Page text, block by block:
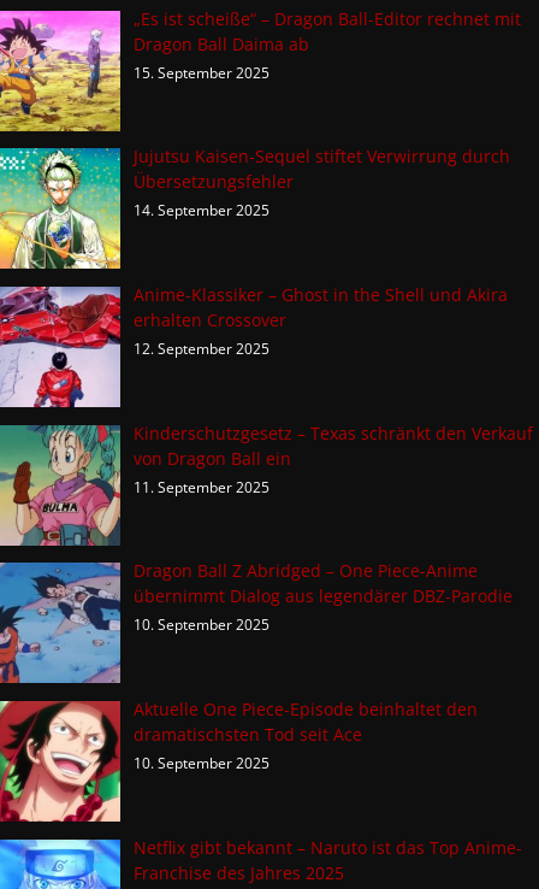
„Es ist scheiße“ – Dragon Ball-Editor rechnet mit
Dragon Ball Daima ab
15. September 2025
Jujutsu Kaisen-Sequel stiftet Verwirrung durch
Übersetzungsfehler
14. September 2025
Anime-Klassiker – Ghost in the Shell und Akira
erhalten Crossover
12. September 2025
Kinderschutzgesetz – Texas schränkt den Verkauf
von Dragon Ball ein
11. September 2025
Dragon Ball Z Abridged – One Piece-Anime
übernimmt Dialog aus legendärer DBZ-Parodie
10. September 2025
Aktuelle One Piece-Episode beinhaltet den
dramatischsten Tod seit Ace
10. September 2025
Netflix gibt bekannt – Naruto ist das Top Anime-
Franchise des Jahres 2025